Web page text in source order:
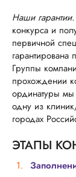
Наши гарантии.
конкурса и
первичной
гарантирована
Группы
прохождении
ординатуры мы
одну из
городах
ЭТАПЫ